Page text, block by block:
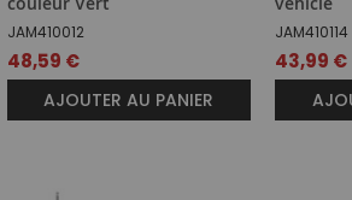
JAM410012
48,59 €
AJOUTER AU PANIER
JAM410114
43,99 €